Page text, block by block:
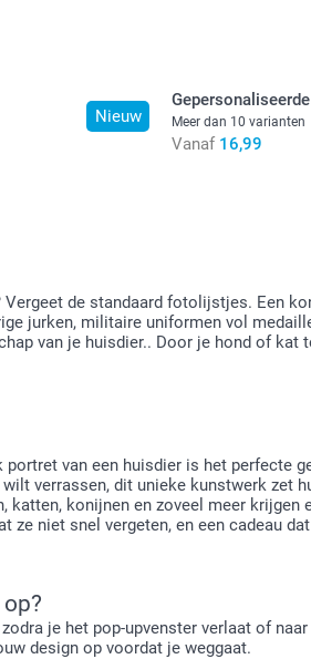
Nieuw Meer dan 10 varianten
Vanaf 16,99
de standaard fotolijstjes. Een
jurken, militaire uniformen vol
van je huisdier.. Door je hond of
van een huisdier is het perfecte
verrassen, dit unieke kunstwerk
konijnen en zoveel meer
niet snel vergeten, en een cadeau
je het pop-upvenster verlaat of
design op voordat je weggaat.